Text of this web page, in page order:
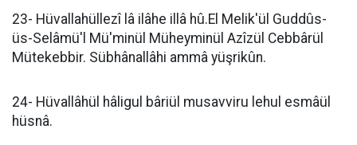
23- Hüvallahüllezî lâ ilâhe illâ hû.El Melik'ül Guddûs-
üs-Selâmü'l Mü'minül Müheyminül Azîzül Cebbârül
Mütekebbir. Sübhânallâhi ammâ yüşrikûn.
24- Hüvallâhül hâligul bâriül musavviru lehul esmâül
hüsnâ.